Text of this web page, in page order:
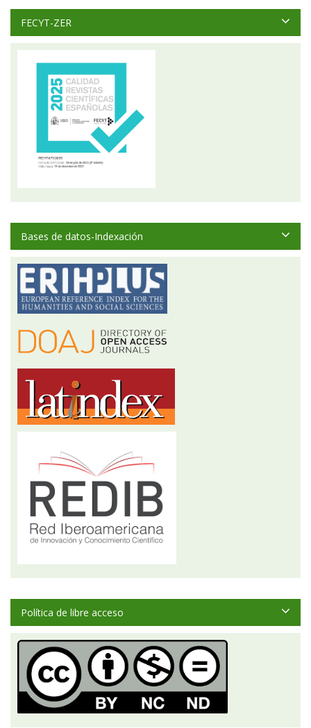
FECYT-ZER
Bases de datos-Indexación
Política de libre acceso